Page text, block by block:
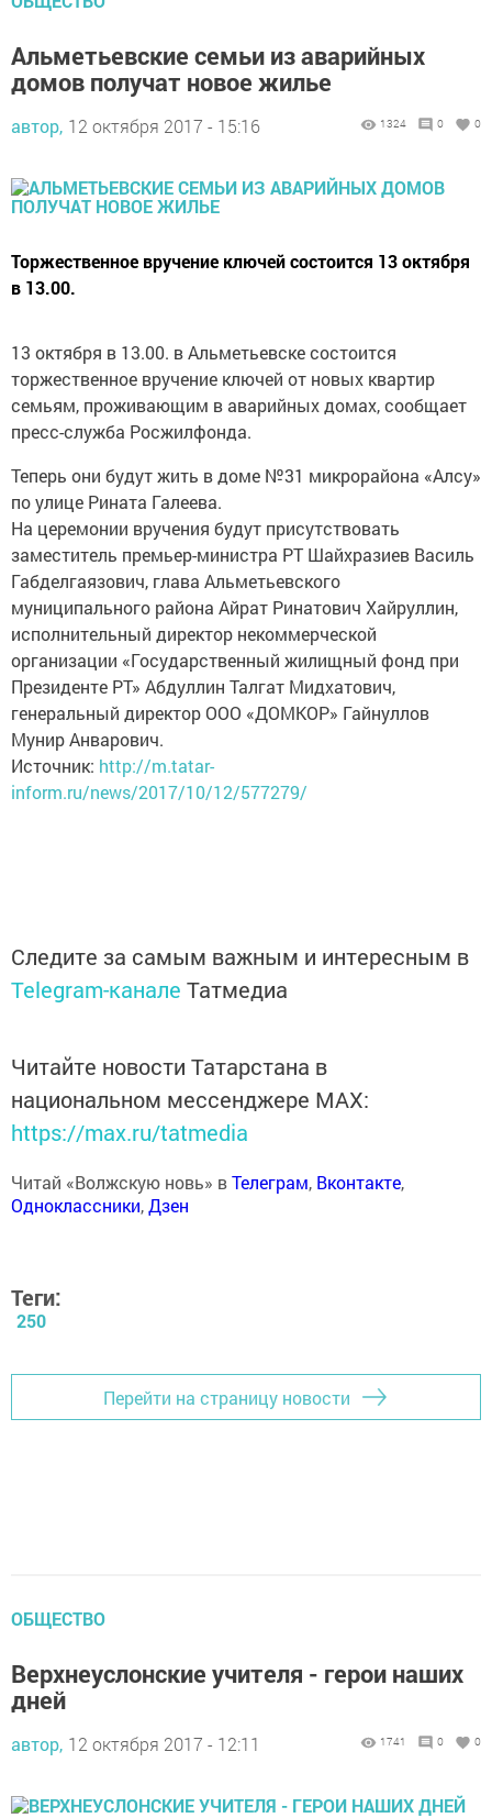
Альметьевские семьи из аварийных
домов получат новое жилье
автор, 12 октября 2017 - 15:16 1324 0 0
Торжественное вручение ключей состоится 13 октября
в 13.00.
13 октября в 13.00. в Альметьевске состоится
торжественное вручение ключей от новых квартир
семьям, проживающим в аварийных домах, сообщает
пресс-служба Росжилфонда.
Теперь они будут жить в доме №31 микрорайона «Алсу»
по улице Рината Галеева.
На церемонии вручения будут присутствовать
заместитель премьер-министра РТ Шайхразиев Василь
Габделгаязович, глава Альметьевского
муниципального района Айрат Ринатович Хайруллин,
исполнительный директор некоммерческой
организации «Государственный жилищный фонд при
Президенте РТ» Абдуллин Талгат Мидхатович,
генеральный директор ООО «ДОМКОР» Гайнуллов
Мунир Анварович.
Источник: http://m.tatar-
inform.ru/news/2017/10/12/577279/
Следите за самым важным и интересным в
Telegram-канале Татмедиа
Читайте новости Татарстана в
национальном мессенджере MАХ:
https://max.ru/tatmedia
Читай «Волжскую новь» вТелеграм, Вконтакте,
Одноклассники,Дзен
Теги:
250
Перейти на страницу новости
ОБЩЕСТВО
Верхнеуслонские учителя - герои наших
дней
автор, 12 октября 2017 - 12:11 1741 0 0